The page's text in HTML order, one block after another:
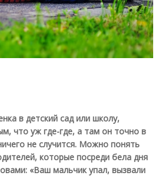
в детский сад или школу,
что уж где-где, а там он точно в
не случится. Можно понять
которые посреди бела дня
«Ваш мальчик упал, вызвали